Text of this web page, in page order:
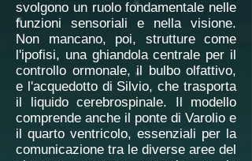
svolgono un ruolo fondamentale nelle
funzioni sensoriali e nella visione.
Non mancano, poi, strutture come
l'ipofisi, una ghiandola centrale per il
controllo ormonale, il bulbo olfattivo,
e l'acquedotto di Silvio, che trasporta
il liquido cerebrospinale. Il modello
comprende anche il ponte di Varolio e
il quarto ventricolo, essenziali per la
comunicazione tra le diverse aree del